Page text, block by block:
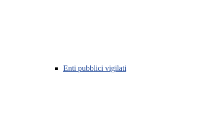
Enti pubblici vigilati